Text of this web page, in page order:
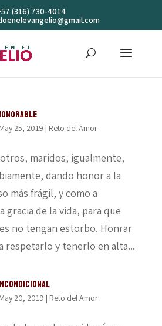
(316) 730-4014
May 25, 2019 | Reto del Amor
maridos, igualmente,
dando honor a la
más frágil, y como a
gracia de la vida, para que
no tengan estorbo. Honrar
respetarlo y tenerlo en alta...
May 20, 2019 | Reto del Amor